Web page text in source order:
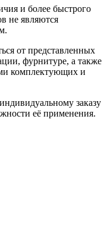
и более быстрого
не являются
от представленных
фурнитуре, а также
комплектующих и
заказу
её применения.